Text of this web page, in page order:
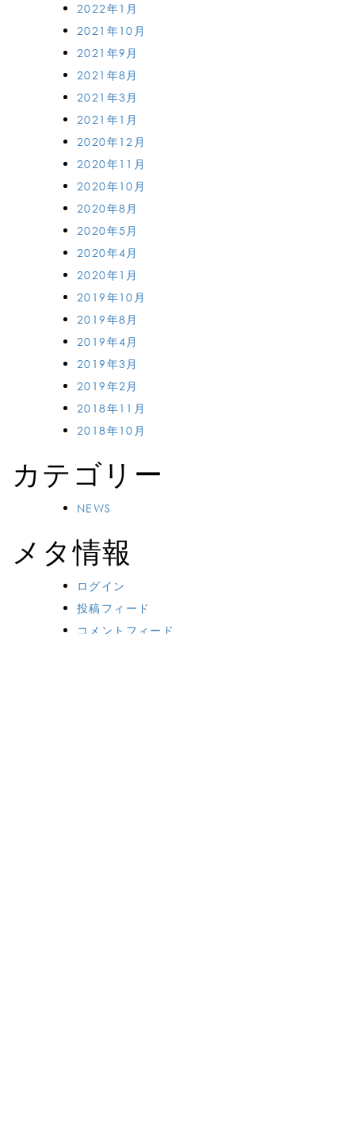
2022年1月
2021年10月
2021年9月
2021年8月
2021年3月
2021年1月
2020年12月
2020年11月
2020年10月
2020年8月
2020年5月
2020年4月
2020年1月
2019年10月
2019年8月
2019年4月
2019年3月
2019年2月
2018年11月
2018年10月
カテゴリー
NEWS
メタ情報
ログイン
投稿フィード
コメントフィード